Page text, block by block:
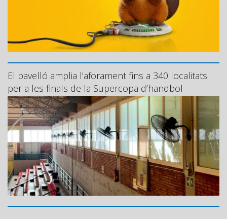
El pavelló amplia l’aforament fins a 340 localitats
per a les finals de la Supercopa d’handbol